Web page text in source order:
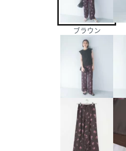
ブラウン